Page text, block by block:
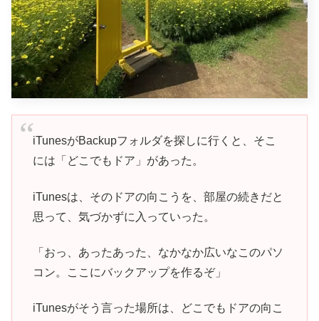
iTunesがBackupフォルダを探しに行くと、そこ
には「どこでもドア」があった。
iTunesは、そのドアの向こうを、部屋の続きだと
思って、気づかずに入っていった。
「おっ、あったあった、なかなか広いなこのパソ
コン。ここにバックアップを作るぞ」
iTunesがそう言った場所は、どこでもドアの向こ